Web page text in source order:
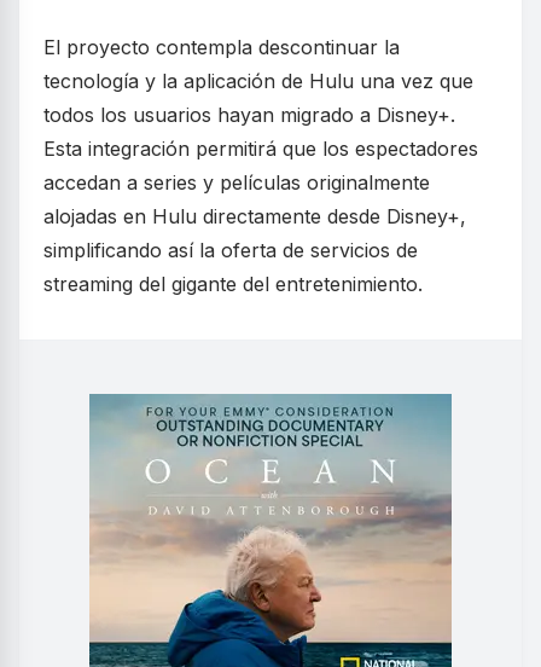
El proyecto contempla descontinuar la
tecnología y la aplicación de Hulu una vez que
todos los usuarios hayan migrado a Disney+.
Esta integración permitirá que los espectadores
accedan a series y películas originalmente
alojadas en Hulu directamente desde Disney+,
simplificando así la oferta de servicios de
streaming del gigante del entretenimiento.